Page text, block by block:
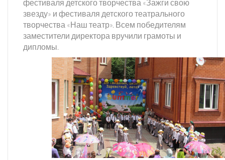
фестиваля детского творчества «Зажги свою
звезду» и фестиваля детского театрального
творчества «Наш театр». Всем победителям
заместители директора вручили грамоты и
дипломы.